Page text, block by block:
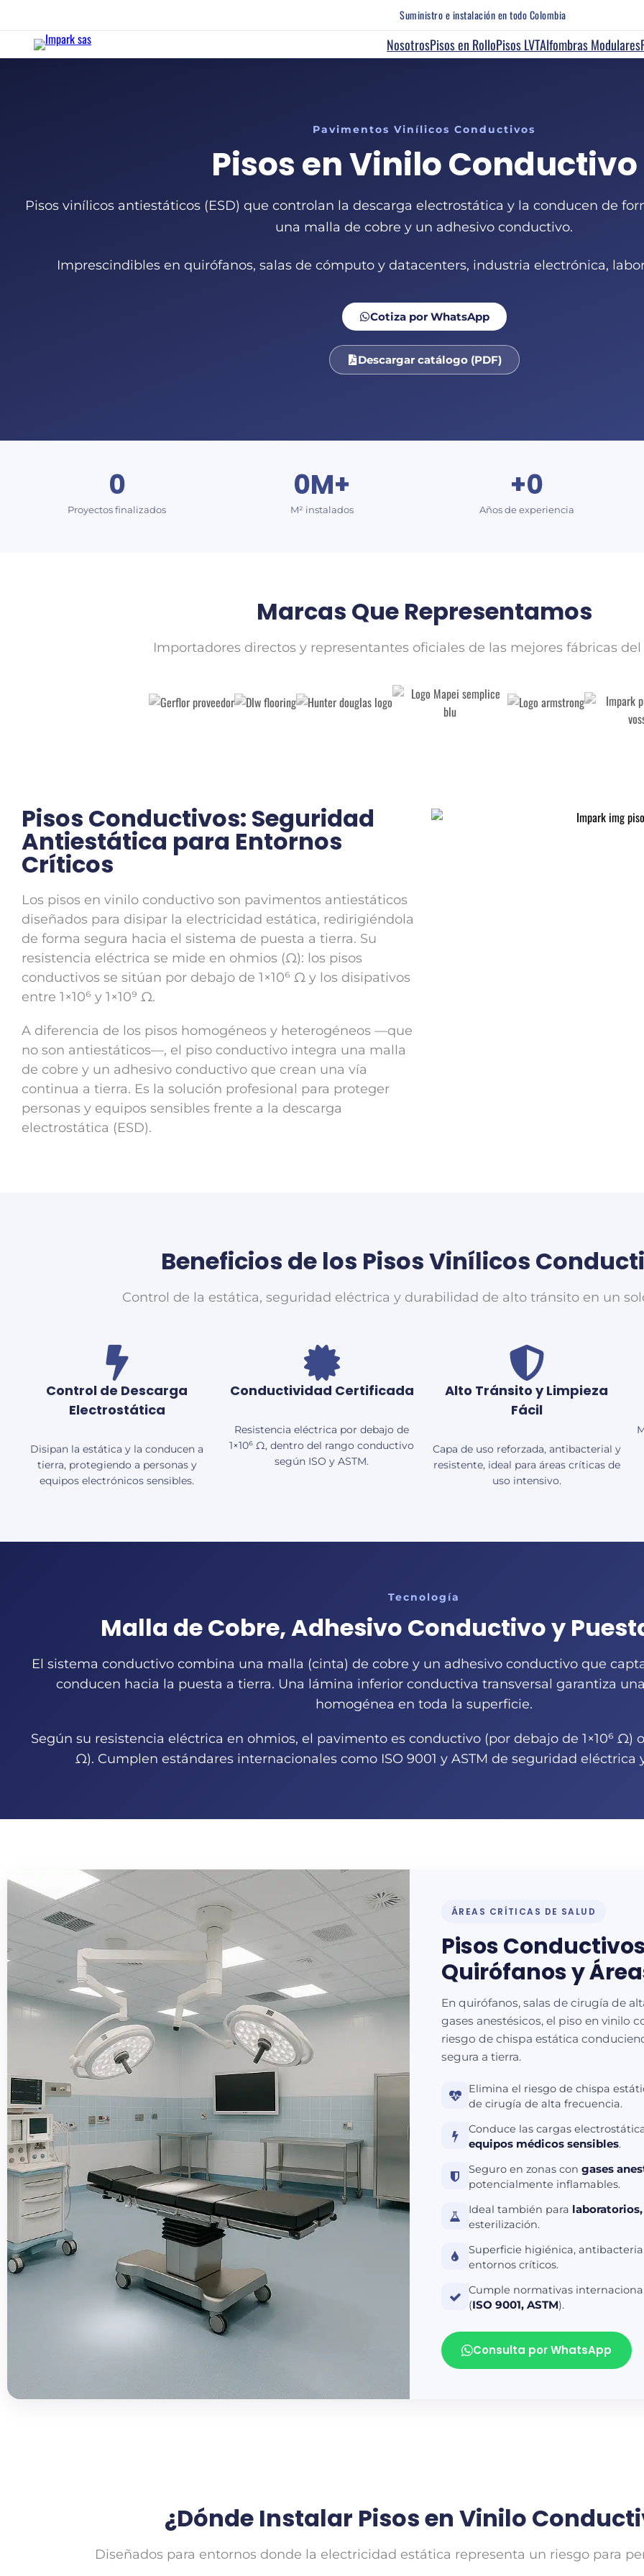
Suministro e instalación en todo Colombia
NosotrosPisos en RolloPisos LVTAlfombras Modulares
Pavimentos Vinílicos Conductivos
Pisos en Vinilo Conductivo
Pisos vinílicos antiestáticos (ESD) que controlan la descarga electrostática y la conducen de
una malla de cobre y un adhesivo conductivo.
Imprescindibles en quirófanos, salas de cómputo y datacenters, industria electrónica,
Cotiza por WhatsApp
Descargar catálogo (PDF)
Proyectos finalizados
0
M² instalados
0M+
Años de experiencia
+0
Marcas Que Representamos
Importadores directos y representantes oficiales de las mejores fábricas
Pisos Conductivos: Seguridad
Antiestática para Entornos
Críticos
Los pisos en vinilo conductivo son pavimentos antiestáticos
diseñados para disipar la electricidad estática, redirigiéndola
de forma segura hacia el sistema de puesta a tierra. Su
resistencia eléctrica se mide en ohmios (Ω): los pisos
conductivos se sitúan por debajo de 1×10⁶ Ω y los disipativos
entre 1×10⁶ y 1×10⁹ Ω.
A diferencia de los pisos homogéneos y heterogéneos —que
no son antiestáticos—, el piso conductivo integra una malla
de cobre y un adhesivo conductivo que crean una vía
continua a tierra. Es la solución profesional para proteger
personas y equipos sensibles frente a la descarga
electrostática (ESD).
Beneficios de los Pisos Vinílicos
Control de la estática, seguridad eléctrica y durabilidad de alto tránsito en un
Control de Descarga
Electrostática
Disipan la estática y la conducen a
tierra, protegiendo a personas y
equipos electrónicos sensibles.
Conductividad Certificada
Resistencia eléctrica por debajo de
1×10⁶ Ω, dentro del rango conductivo
según ISO y ASTM.
Alto Tránsito y Limpieza
Fácil
Capa de uso reforzada, antibacterial y
resistente, ideal para áreas críticas de
uso intensivo.
Tecnología
Malla de Cobre, Adhesivo Conductivo y
El sistema conductivo combina una malla (cinta) de cobre y un adhesivo conductivo que
conducen hacia la puesta a tierra. Una lámina inferior conductiva transversal garantiza
homogénea en toda la superficie.
Según su resistencia eléctrica en ohmios, el pavimento es conductivo (por debajo de 1×10⁶ Ω) o
Ω). Cumplen estándares internacionales como ISO 9001 y ASTM de seguridad eléctrica
ÁREAS CRÍTICAS DE SALUD
Pisos
Quirófanos y
En quirófanos, salas de cirugía de
gases anestésicos, el piso en vinilo
riesgo de chispa estática
segura a tierra.
Elimina el riesgo de chispa
de cirugía de alta frecuencia.
Conduce las cargas
equipos médicos sensibles.
Seguro en zonas con gases
potencialmente inflamables.
Ideal también para
esterilización.
Superficie higiénica,
entornos críticos.
Cumple normativas
(ISO 9001, ASTM).
Consulta por WhatsApp
¿Dónde Instalar Pisos en Vinilo
Diseñados para entornos donde la electricidad estática representa un riesgo para